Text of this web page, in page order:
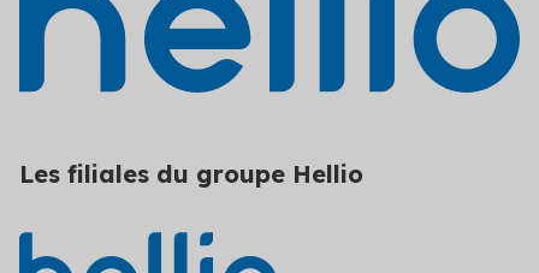
Les filiales du groupe Hellio